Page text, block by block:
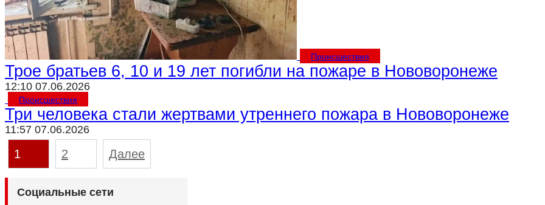
Происшествия
Трое братьев 6, 10 и 19 лет погибли на пожаре в Нововоронеже
12:10 07.06.2026
Происшествия
Три человека стали жертвами утреннего пожара в Нововоронеже
11:57 07.06.2026
Пагинация
записей
1 2 Далее
Социальные сети